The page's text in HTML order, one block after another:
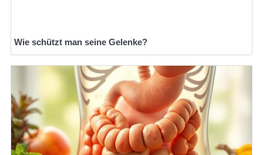
Wie schützt man seine Gelenke?